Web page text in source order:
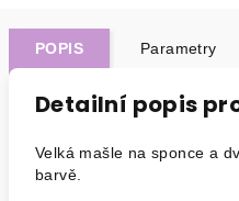
POPIS Parametry
Detailní popis
Velká mašle na sponce a
barvě.